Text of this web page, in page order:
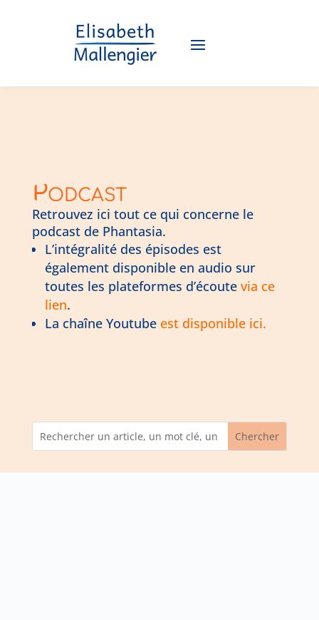
Podcast
Retrouvez ici tout ce qui concerne le
podcast de Phantasia.
L’intégralité des épisodes est
également disponible en audio sur
toutes les plateformes d’écoute via ce
lien.
La chaîne Youtube est disponible ici.